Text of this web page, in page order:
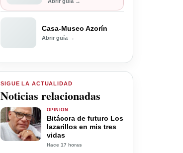
Casa-Museo Azorín
Abrir guía →
SIGUE LA ACTUALIDAD
Noticias relacionadas
OPINIÓN
Bitácora de futuro Los
lazarillos en mis tres
vidas
Hace 17 horas